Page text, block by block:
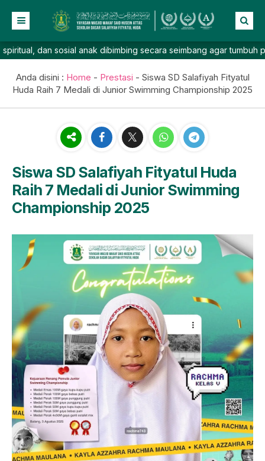
Beranda
Profil
NEW
Lainnya
sosial anak dibimbing secara seimbang agar tumbuh
Anda disini : Home - Prestasi - Siswa SD Salafiyah Fityatul
Huda Raih 7 Medali di Junior Swimming Championship 2025
Siswa SD Salafiyah Fityatul Huda
Raih 7 Medali di Junior Swimming
Championship 2025